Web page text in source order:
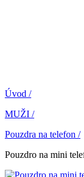
Úvod /
MUŽI /
Pouzdra na telefon /
Pouzdro na mini